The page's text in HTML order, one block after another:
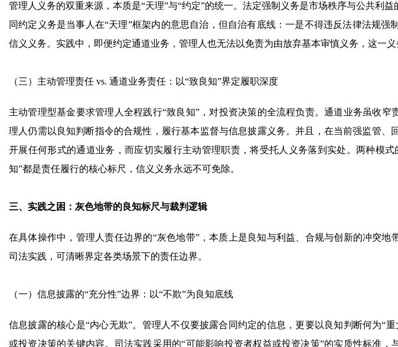
管理人义务的双重来源，本质是“天理”与“约定”的统一。法定强制义务是市场秩序与公共利
同约定义务是当事人在“天理”框架内的意思自治，但自治有底线：一是不得违反法律法规强
信义义务。实践中，即便约定通道业务，管理人也无法以免责为由放弃基本审慎义务，这一义
（三）主动管理责任 vs. 通道业务责任：以“致良知”界定履职深度
主动管理型基金要求管理人全程践行“致良知”，对投资决策的全流程负责。通道业务虽收
理人仍需以良知判断指令的合规性，履行基本监督与信息披露义务。并且，在当前强监管、
开展任何形式的通道业务，而应切实履行主动管理职责，将受托人义务落到实处。两种模
知”都是责任履行的核心标尺，信义义务永远不可免除。
三、实践之困：灰色地带的良知标尺与裁判逻辑
在具体操作中，管理人责任边界的“灰色地带”，本质上是良知与利益、合规与创新的冲突地
司法实践，可清晰界定各类场景下的责任边界。
（一）信息披露的“充分性”边界：以“不欺”为良知底线
信息披露的核心是“内心无欺”。管理人不仅要披露合同约定的信息，更要以良知判断何为“
或投资决策的关键内容。司法实践采用的“可能影响投资者权益或投资决策”的实质性标准